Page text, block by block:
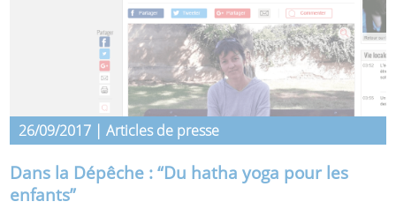
26/09/2017 | Articles de presse
Dans la Dépêche : “Du hatha yoga pour les
enfants”